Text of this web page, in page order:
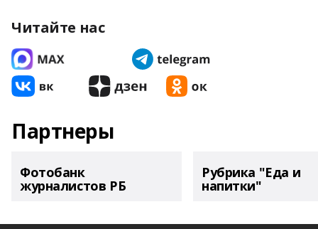
Читайте нас
Партнеры
Фотобанк
журналистов РБ
Рубрика "Еда и
напитки"